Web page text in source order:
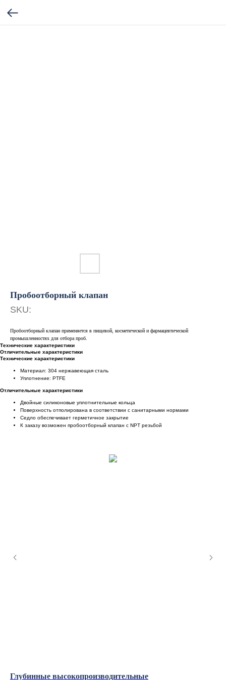
Пробоотборный клапан
SKU:
Пробоотборный клапан применяется в пищевой, косметической и фармацевтической
промышленностях для отбора проб.
Технические характеристики
Отличительные характеристики
Технические характеристики
Материал: 304 нержавеющая сталь
Уплотнение: PTFE
Отличительные характеристики
Двойные силиконовые уплотнительные кольца
Поверхность отполирована в соответствии с санитарными нормами
Седло обеспечивает герметичное закрытие
К заказу возможен пробоотборный клапан с NPT резьбой
Глубинные высокопроизводительные